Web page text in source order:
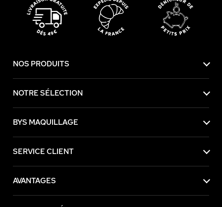
NOS PRODUITS
NOTRE SÉLECTION
BYS MAQUILLAGE
SERVICE CLIENT
AVANTAGES